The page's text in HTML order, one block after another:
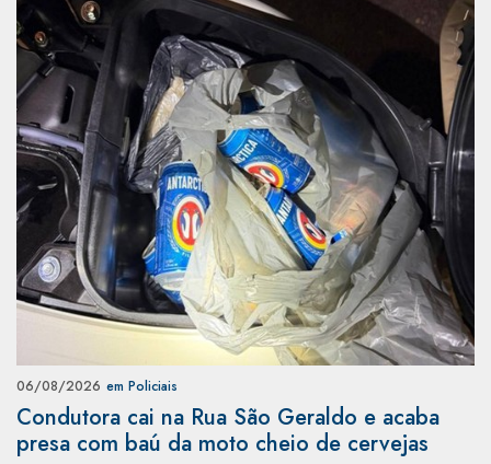
06/08/2026 em Policiais
Condutora cai na Rua São Geraldo e acaba
presa com baú da moto cheio de cervejas